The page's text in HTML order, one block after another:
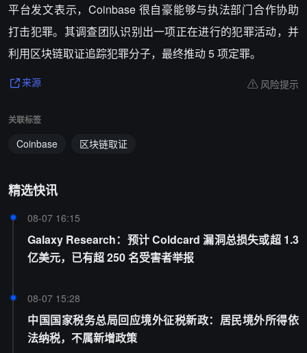
平台发文表示，Coinbase 很自豪能够与执法部门合作协助
打击犯罪。其调查团队识别出一项正在进行的犯罪活动，并
利用区块链取证追踪犯罪分子，最终推动 5 项定罪。
来源 风险提示
关联标签
Coinbase 区块链取证
精选快讯
08-07 16:15
Galaxy Research：预计 Coldcard 漏洞总损失或超 1.3
亿美元，已有超 250 名受害者举报
08-07 15:28
中国国家税务总局回应境外征税新政：居民境外所得依
法纳税，不属新增政策